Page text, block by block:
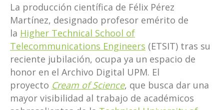
La producción científica de Félix Pérez
Martínez, designado profesor emérito de
la Higher Technical School of
Telecommunications Engineers (ETSIT) tras su
reciente jubilación, ocupa ya un espacio de
honor en el Archivo Digital UPM. El
proyecto Cream of Science, que busca dar una
mayor visibilidad al trabajo de académicos